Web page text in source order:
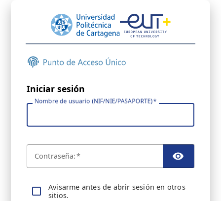
Iniciar sesión
Nombre de usuario (NIF/NIE/PASAPORTE)
Contraseña:
Avisarme antes de abrir sesión en otros
sitios.